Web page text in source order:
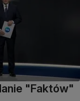
"Faktów"